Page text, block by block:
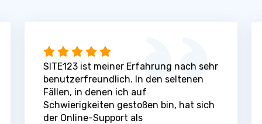
SITE123 ist meiner Erfahrung nach sehr
benutzerfreundlich. In den seltenen
Fällen, in denen ich auf
Schwierigkeiten gestoßen bin, hat sich
der Online-Support als